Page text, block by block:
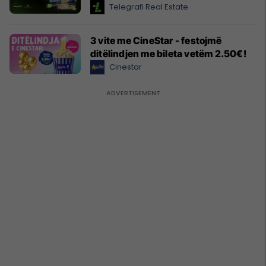
Telegrafi Real Estate
3 vite me CineStar - festojmë
ditëlindjen me bileta vetëm 2.50€!
Cinestar